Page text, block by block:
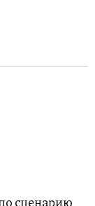
сценарию